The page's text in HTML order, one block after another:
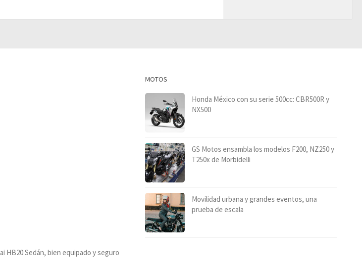
HB20 Sedán, bien equipado y seguro
MOTOS
Honda México con su serie 500cc: CBR500R y
NX500
GS Motos ensambla los modelos F200, NZ250 y
T250x de Morbidelli
Movilidad urbana y grandes eventos, una
prueba de escala